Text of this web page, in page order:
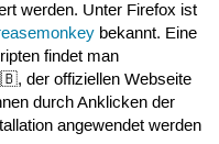
werden. Unter Firefox ist
bekannt. Eine
findet man
der offiziellen Webseite
durch Anklicken der
angewendet werden